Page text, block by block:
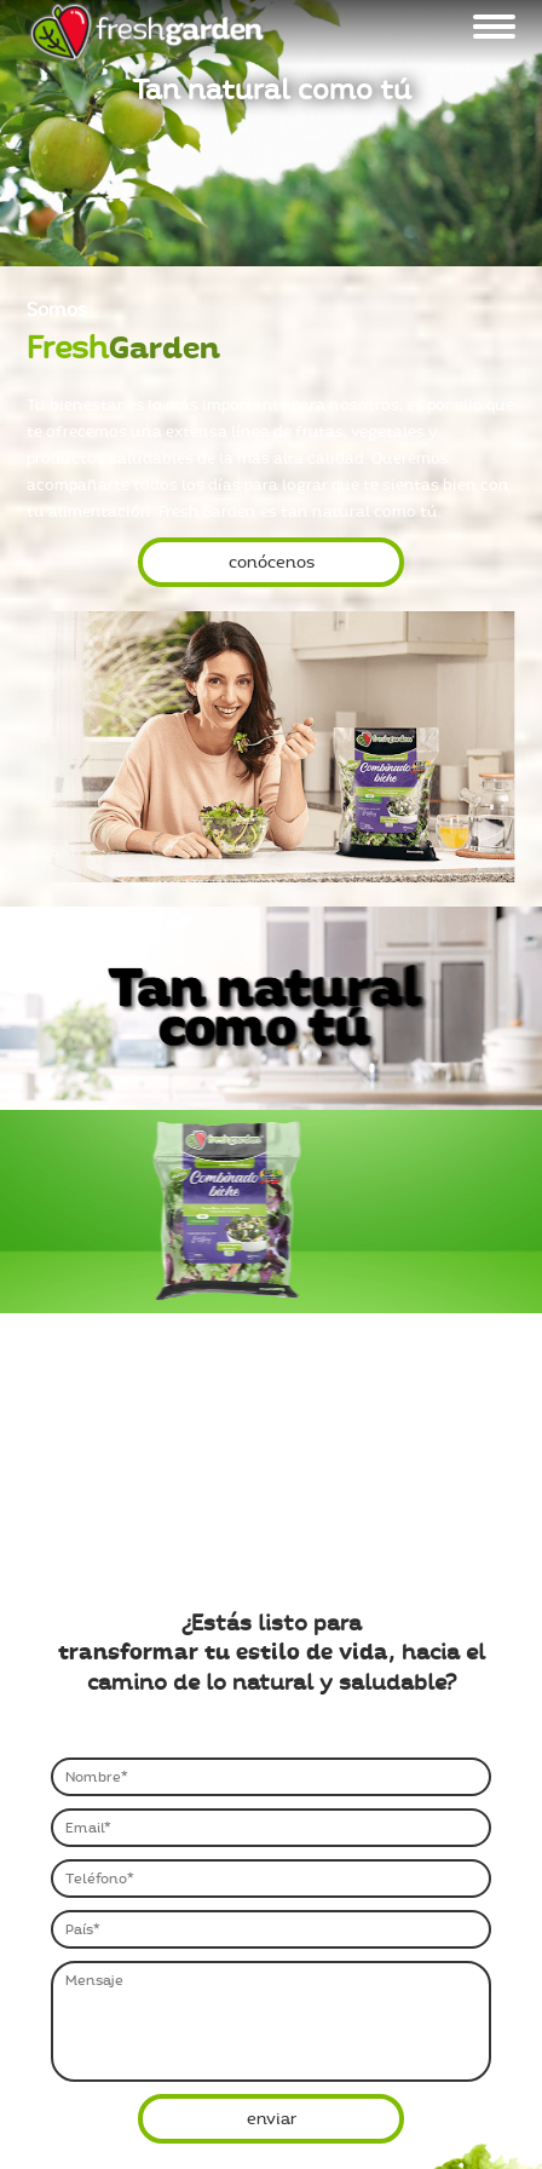
Tan natural como tú
Somos
FreshGarden
te ofrecemos una extensa línea de frutas, vegetales y
acompañarte todos los días para lograr que te sientas bien con
tu alimentación. Fresh Garden es tan natural como tú.
conócenos
¿Estás listo para
transformar tu estilo de vida, hacia el
camino de lo natural y saludable?